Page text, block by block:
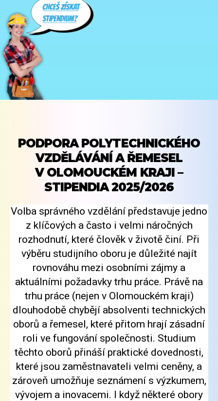
PODPORA POLYTECHNICKÉHO
VZDĚLÁVÁNÍ A ŘEMESEL
V OLOMOUCKÉM KRAJI –
STIPENDIA 2025/2026
Volba správného vzdělání představuje jedno
z klíčových a často i velmi náročných
rozhodnutí, které člověk v životě činí. Při
výběru studijního oboru je důležité najít
rovnováhu mezi osobními zájmy a
aktuálními požadavky trhu práce. Právě na
trhu práce (nejen v Olomouckém kraji)
dlouhodobě chybějí absolventi technických
oborů a řemesel, které přitom hrají zásadní
roli ve fungování společnosti. Studium
těchto oborů přináší praktické dovednosti,
které jsou zaměstnavateli velmi ceněny, a
zároveň umožňuje seznámení s výzkumem,
vývojem a inovacemi. I když některé obory